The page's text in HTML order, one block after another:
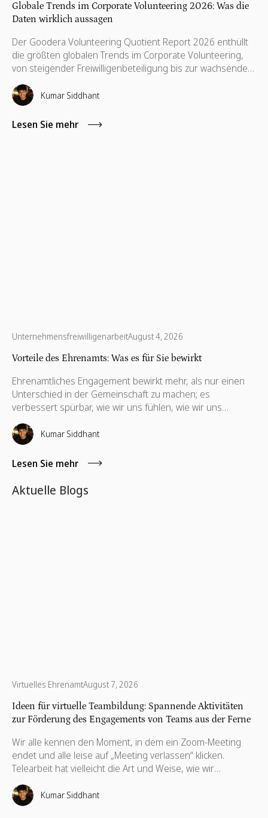
Globale Trends im Corporate Volunteering 2026: Was die
Daten wirklich aussagen
Der Goodera Volunteering Quotient Report 2026 enthüllt
die größten globalen Trends im Corporate Volunteering,
von steigender Freiwilligenbeteiligung bis zur wachsenden
Herausforderung, langfristiges Mitarbeiterengagement
aufrechtzuerhalten.
Kumar Siddhant
Lesen Sie mehr
UnternehmensfreiwilligenarbeitAugust 4, 2026
Vorteile des Ehrenamts: Was es für Sie bewirkt
Ehrenamtliches Engagement bewirkt mehr, als nur einen
Unterschied in der Gemeinschaft zu machen; es
verbessert spürbar, wie wir uns fühlen, wie wir uns
vernetzen und wie wir beruflich sowie persönlich wachsen.
Von der psychischen Gesundheit bis zur beruflichen
Entwicklung – die Vorteile reichen weit über das hinaus,
was die meisten erwarten.
Kumar Siddhant
Lesen Sie mehr
Aktuelle Blogs
Virtuelles EhrenamtAugust 7, 2026
Ideen für virtuelle Teambildung: Spannende Aktivitäten
zur Förderung des Engagements von Teams aus der Ferne
Wir alle kennen den Moment, in dem ein Zoom-Meeting
endet und alle leise auf „Meeting verlassen“ klicken.
Telearbeit hat vielleicht die Art und Weise, wie wir
zusammenarbeiten, neu definiert, aber es hat nichts an
dem geändert, wonach wir uns am meisten sehnen: echte
menschliche Verbindung. Hier machen virtuelle
Kumar Siddhant